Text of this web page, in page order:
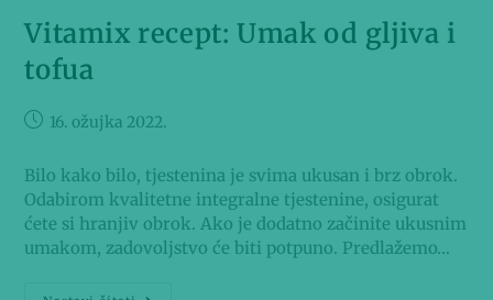
Vitamix recept: Umak od gljiva i
tofua
16. ožujka 2022.
Bilo kako bilo, tjestenina je svima ukusan i brz obrok.
Odabirom kvalitetne integralne tjestenine, osigurat
ćete si hranjiv obrok. Ako je dodatno začinite ukusnim
umakom, zadovoljstvo će biti potpuno. Predlažemo…